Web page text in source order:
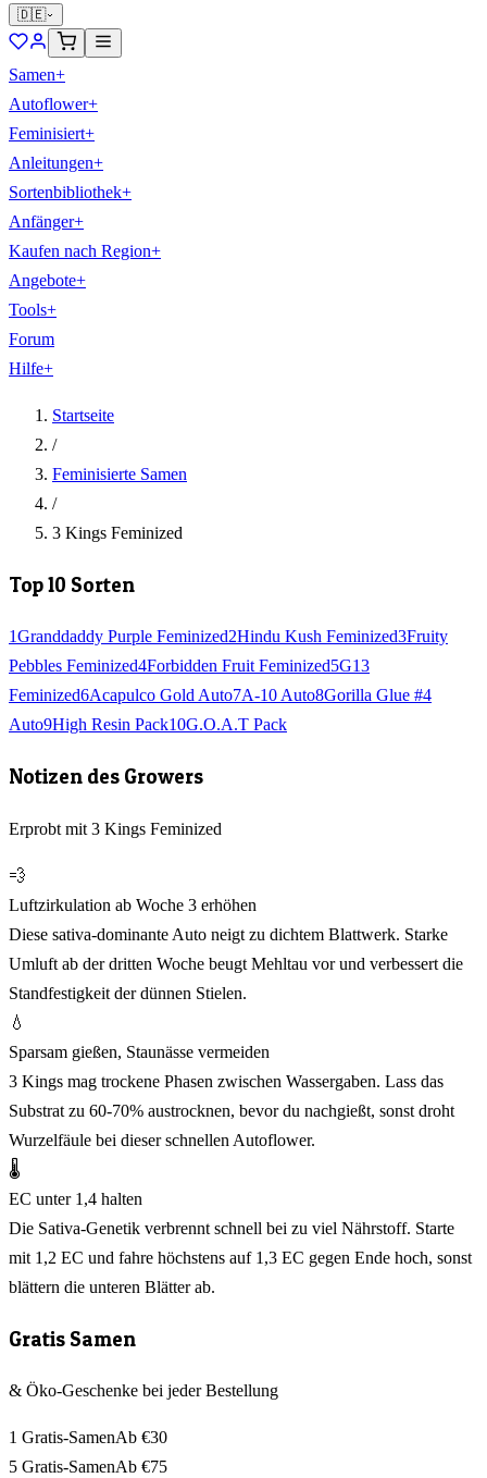
🇩🇪
Samen+
Autoflower+
Feminisiert+
Anleitungen+
Sortenbibliothek+
Anfänger+
Kaufen nach Region+
Angebote+
Tools+
Forum
Hilfe+
Startseite
/
Feminisierte Samen
/
3 Kings Feminized
Top 10 Sorten
1Granddaddy Purple Feminized2Hindu Kush Feminized3Fruity
Pebbles Feminized4Forbidden Fruit Feminized5G13
Feminized6Acapulco Gold Auto7A-10 Auto8Gorilla Glue #4
Auto9High Resin Pack10G.O.A.T Pack
Notizen des Growers
Erprobt mit 3 Kings Feminized
💨
Luftzirkulation ab Woche 3 erhöhen
Diese sativa-dominante Auto neigt zu dichtem Blattwerk. Starke
Umluft ab der dritten Woche beugt Mehltau vor und verbessert die
Standfestigkeit der dünnen Stielen.
💧
Sparsam gießen, Staunässe vermeiden
3 Kings mag trockene Phasen zwischen Wassergaben. Lass das
Substrat zu 60-70% austrocknen, bevor du nachgießt, sonst droht
Wurzelfäule bei dieser schnellen Autoflower.
🌡️
EC unter 1,4 halten
Die Sativa-Genetik verbrennt schnell bei zu viel Nährstoff. Starte
mit 1,2 EC und fahre höchstens auf 1,3 EC gegen Ende hoch, sonst
blättern die unteren Blätter ab.
Gratis Samen
& Öko-Geschenke bei jeder Bestellung
1 Gratis-SamenAb €30
5 Gratis-SamenAb €75